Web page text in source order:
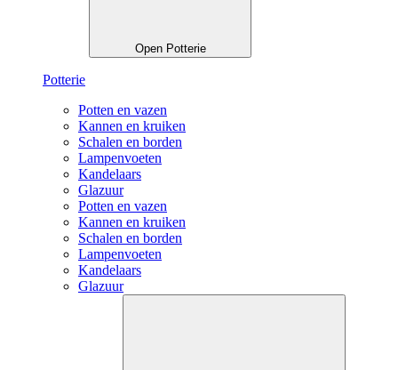
Open Potterie
Potterie
Potten en vazen
Kannen en kruiken
Schalen en borden
Lampenvoeten
Kandelaars
Glazuur
Potten en vazen
Kannen en kruiken
Schalen en borden
Lampenvoeten
Kandelaars
Glazuur